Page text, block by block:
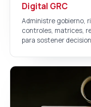
Digital GRC
Administre gobierno,
controles, matrices,
para sostener